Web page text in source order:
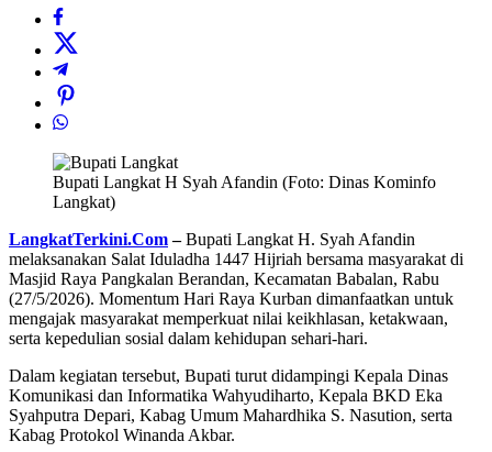
Bupati Langkat H Syah Afandin (Foto: Dinas Kominfo
Langkat)
LangkatTerkini.Com–Bupati Langkat H. Syah Afandin
melaksanakan Salat Iduladha 1447 Hijriah bersama masyarakat di
Masjid Raya Pangkalan Berandan, Kecamatan Babalan, Rabu
(27/5/2026). Momentum Hari Raya Kurban dimanfaatkan untuk
mengajak masyarakat memperkuat nilai keikhlasan, ketakwaan,
serta kepedulian sosial dalam kehidupan sehari-hari.
Dalam kegiatan tersebut, Bupati turut didampingi Kepala Dinas
Komunikasi dan Informatika Wahyudiharto, Kepala BKD Eka
Syahputra Depari, Kabag Umum Mahardhika S. Nasution, serta
Kabag Protokol Winanda Akbar.